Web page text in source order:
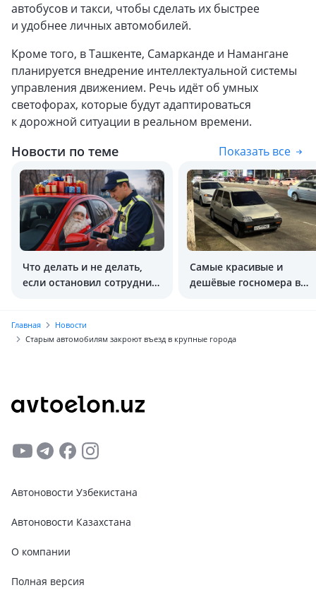
автобусов и такси, чтобы сделать их быстрее
и удобнее личных автомобилей.
Кроме того, в Ташкенте, Самарканде и Намангане
планируется внедрение интеллектуальной системы
управления движением. Речь идёт об умных
светофорах, которые будут адаптироваться
к дорожной ситуации в реальном времени.
Новости по теме Показать все
Что делать и не делать,
если остановил сотрудник
Самые красивые и
дешёвые госномера в
Главная
Новости
Старым автомобилям закроют въезд в крупные города
Автоновости Узбекистана
Автоновости Казахстана
О компании
Полная версия